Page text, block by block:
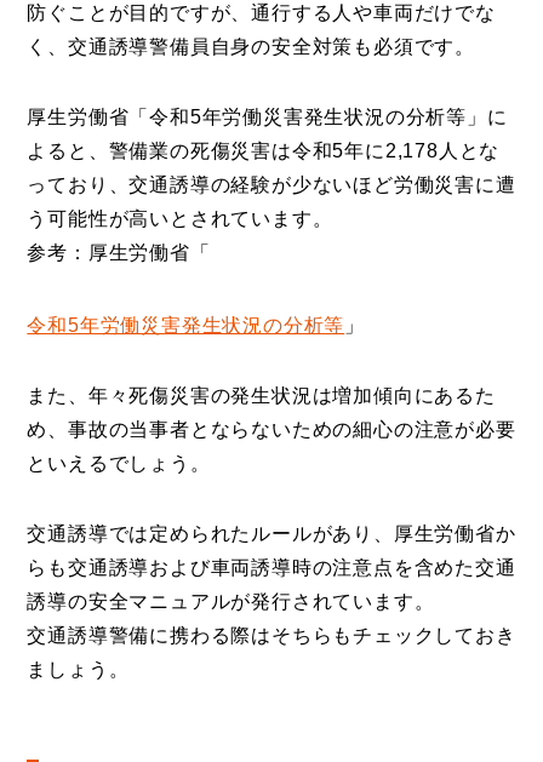
防ぐことが目的ですが、通行する人や車両だけでな
く、交通誘導警備員自身の安全対策も必須です。
厚生労働省「令和5年労働災害発生状況の分析等」に
よると、警備業の死傷災害は令和5年に2,178人とな
っており、交通誘導の経験が少ないほど労働災害に遭
う可能性が高いとされています。
参考：厚生労働省「
令和5年労働災害発生状況の分析等 」
また、年々死傷災害の発生状況は増加傾向にあるた
め、事故の当事者とならないための細心の注意が必要
といえるでしょう。
交通誘導では定められたルールがあり、厚生労働省か
らも交通誘導および車両誘導時の注意点を含めた交通
誘導の安全マニュアルが発行されています。
交通誘導警備に携わる際はそちらもチェックしておき
ましょう。